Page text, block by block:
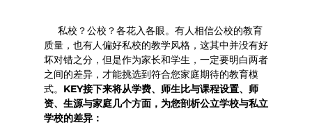
私校？公校？各花入各眼。有人相信公校的教育
质量，也有人偏好私校的教学风格，这其中并没有好
坏对错之分，但是作为家长和学生，一定要明白两者
之间的差异，才能挑选到符合您家庭期待的教育模
式。 KEY接下来将从学费、师生比与课程设置、师
资、生源与家庭几个方面，为您剖析公立学校与私立
学校的差异：